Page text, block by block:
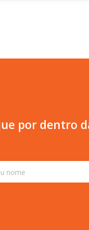
por dentro